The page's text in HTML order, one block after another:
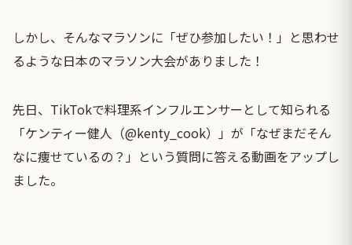
しかし、そんなマラソンに「ぜひ参加したい！」と思わせ
るような日本のマラソン大会がありました！
先日、TikTokで料理系インフルエンサーとして知られる
「ケンティー健人（@kenty_cook）」が「なぜまだそん
なに痩せているの？」という質問に答える動画をアップし
ました。